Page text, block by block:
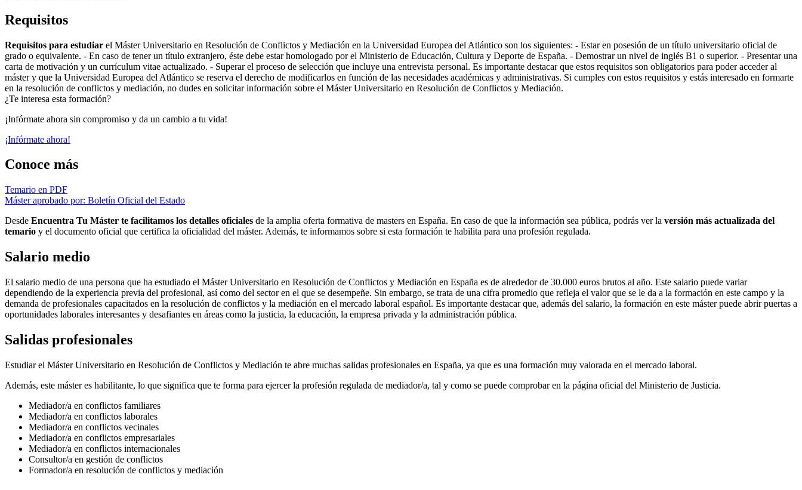
Requisitos
Requisitos para estudiar el Máster Universitario en Resolución de Conflictos y Mediación en la Universidad Europea del Atlántico son los siguientes: - Estar en posesión de un título universitario oficial de
grado o equivalente. - En caso de tener un título extranjero, éste debe estar homologado por el Ministerio de Educación, Cultura y Deporte de España. - Demostrar un nivel de inglés B1 o superior. - Presentar una
carta de motivación y un currículum vitae actualizado. - Superar el proceso de selección que incluye una entrevista personal. Es importante destacar que estos requisitos son obligatorios para poder acceder al
máster y que la Universidad Europea del Atlántico se reserva el derecho de modificarlos en función de las necesidades académicas y administrativas. Si cumples con estos requisitos y estás interesado en formarte
en la resolución de conflictos y mediación, no dudes en solicitar información sobre el Máster Universitario en Resolución de Conflictos y Mediación.
¿Te interesa esta formación?
¡Infórmate ahora sin compromiso y da un cambio a tu vida!
¡Infórmate ahora!
Conoce más
Temario en PDF
Máster aprobado por: Boletín Oficial del Estado
Desde Encuentra Tu Máster te facilitamos los detalles oficiales de la amplia oferta formativa de masters en España. En caso de que la información sea pública, podrás ver la versión más actualizada del
temario y el documento oficial que certifica la oficialidad del máster. Además, te informamos sobre si esta formación te habilita para una profesión regulada.
Salario medio
El salario medio de una persona que ha estudiado el Máster Universitario en Resolución de Conflictos y Mediación en España es de alrededor de 30.000 euros brutos al año. Este salario puede variar
dependiendo de la experiencia previa del profesional, así como del sector en el que se desempeñe. Sin embargo, se trata de una cifra promedio que refleja el valor que se le da a la formación en este campo y la
demanda de profesionales capacitados en la resolución de conflictos y la mediación en el mercado laboral español. Es importante destacar que, además del salario, la formación en este máster puede abrir puertas a
oportunidades laborales interesantes y desafiantes en áreas como la justicia, la educación, la empresa privada y la administración pública.
Salidas profesionales
Estudiar el Máster Universitario en Resolución de Conflictos y Mediación te abre muchas salidas profesionales en España, ya que es una formación muy valorada en el mercado laboral.
Además, este máster es habilitante, lo que significa que te forma para ejercer la profesión regulada de mediador/a, tal y como se puede comprobar en la página oficial del Ministerio de Justicia.
Mediador/a en conflictos familiares
Mediador/a en conflictos laborales
Mediador/a en conflictos vecinales
Mediador/a en conflictos empresariales
Mediador/a en conflictos internacionales
Consultor/a en gestión de conflictos
Formador/a en resolución de conflictos y mediación